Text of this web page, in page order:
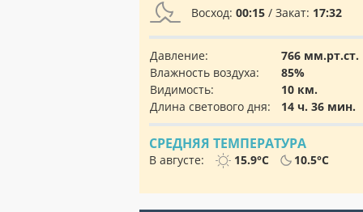
Восход: 00:15 / Закат: 17:32
Давление:
766 мм.рт.ст.
Влажность воздуха:
85%
Видимость:
10 км.
Длина светового дня:
14 ч. 36 мин.
СРЕДНЯЯ ТЕМПЕРАТУРА
В августе: 15.9°C 10.5°C